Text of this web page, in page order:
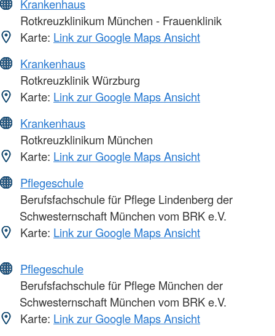
Krankenhaus
Rotkreuzklinikum München - Frauenklinik
Karte: Link zur Google Maps Ansicht
Krankenhaus
Rotkreuzklinik Würzburg
Karte: Link zur Google Maps Ansicht
Krankenhaus
Rotkreuzklinikum München
Karte: Link zur Google Maps Ansicht
Pflegeschule
Berufsfachschule für Pflege Lindenberg der
Schwesternschaft München vom BRK e.V.
Karte: Link zur Google Maps Ansicht
Pflegeschule
Berufsfachschule für Pflege München der
Schwesternschaft München vom BRK e.V.
Karte: Link zur Google Maps Ansicht